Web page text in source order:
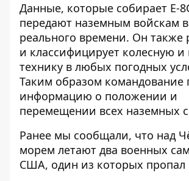
Данные, которые собирает E-
передают наземным войскам
реального времени. Он также
и классифицирует колесную и
технику в любых погодных
Таким образом командование
информацию о положении и
перемещении всех наземных
Ранее мы сообщали, что над
морем летают два военных
США, один из которых пропал